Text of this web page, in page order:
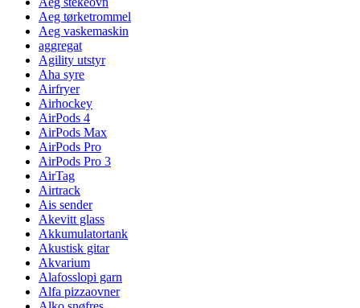
Aeg tørketrommel
Aeg vaskemaskin
aggregat
Agility utstyr
Aha syre
Airfryer
Airhockey
AirPods 4
AirPods Max
AirPods Pro
AirPods Pro 3
AirTag
Airtrack
Ais sender
Akevitt glass
Akkumulatortank
Akustisk gitar
Akvarium
Alafosslopi garn
Alfa pizzaovner